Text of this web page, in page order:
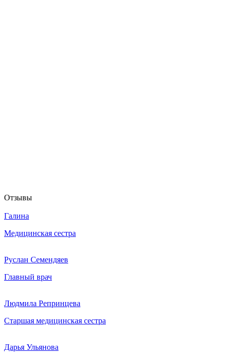
Отзывы
Галина
Медицинская сестра
Руслан Семендяев
Главный врач
Людмила Репринцева
Старшая медицинская сестра
Дарья Ульянова